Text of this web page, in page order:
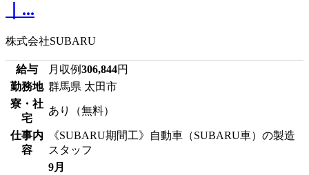
｜...
株式会社SUBARU
給与 月収例306,844円
勤務地 群馬県 太田市
寮・社
宅
あり（無料）
仕事内
容
《SUBARU期間工》自動車（SUBARU車）の製造
スタッフ
9月